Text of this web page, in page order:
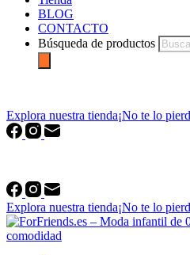
BLOG
CONTACTO
Búsqueda de productos
Explora nuestra tienda¡No te lo
Explora nuestra tienda¡No te lo